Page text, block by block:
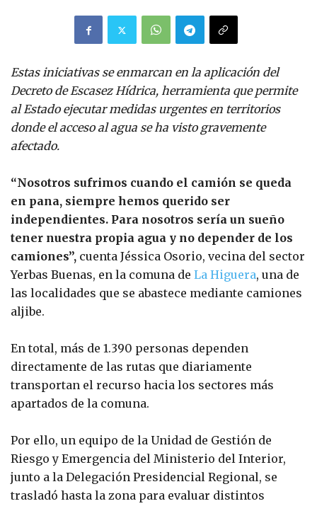
Estas iniciativas se enmarcan en la aplicación del
Decreto de Escasez Hídrica, herramienta que permite
al Estado ejecutar medidas urgentes en territorios
donde el acceso al agua se ha visto gravemente
afectado.
“Nosotros sufrimos cuando el camión se queda
en pana, siempre hemos querido ser
independientes. Para nosotros sería un sueño
tener nuestra propia agua y no depender de los
camiones”, cuenta Jéssica Osorio, vecina del sector
Yerbas Buenas, en la comuna de La Higuera, una de
las localidades que se abastece mediante camiones
aljibe.
En total, más de 1.390 personas dependen
directamente de las rutas que diariamente
transportan el recurso hacia los sectores más
apartados de la comuna.
Por ello, un equipo de la Unidad de Gestión de
Riesgo y Emergencia del Ministerio del Interior,
junto a la Delegación Presidencial Regional, se
trasladó hasta la zona para evaluar distintos